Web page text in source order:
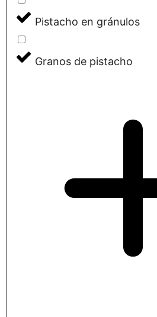
Pistacho en gránulos
Granos de pistacho